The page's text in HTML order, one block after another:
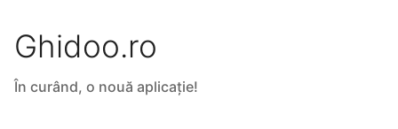
Ghidoo.ro
În curând, o nouă aplicație!